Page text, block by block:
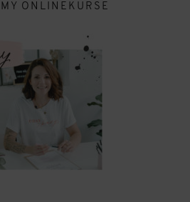
ONLINEKURSE